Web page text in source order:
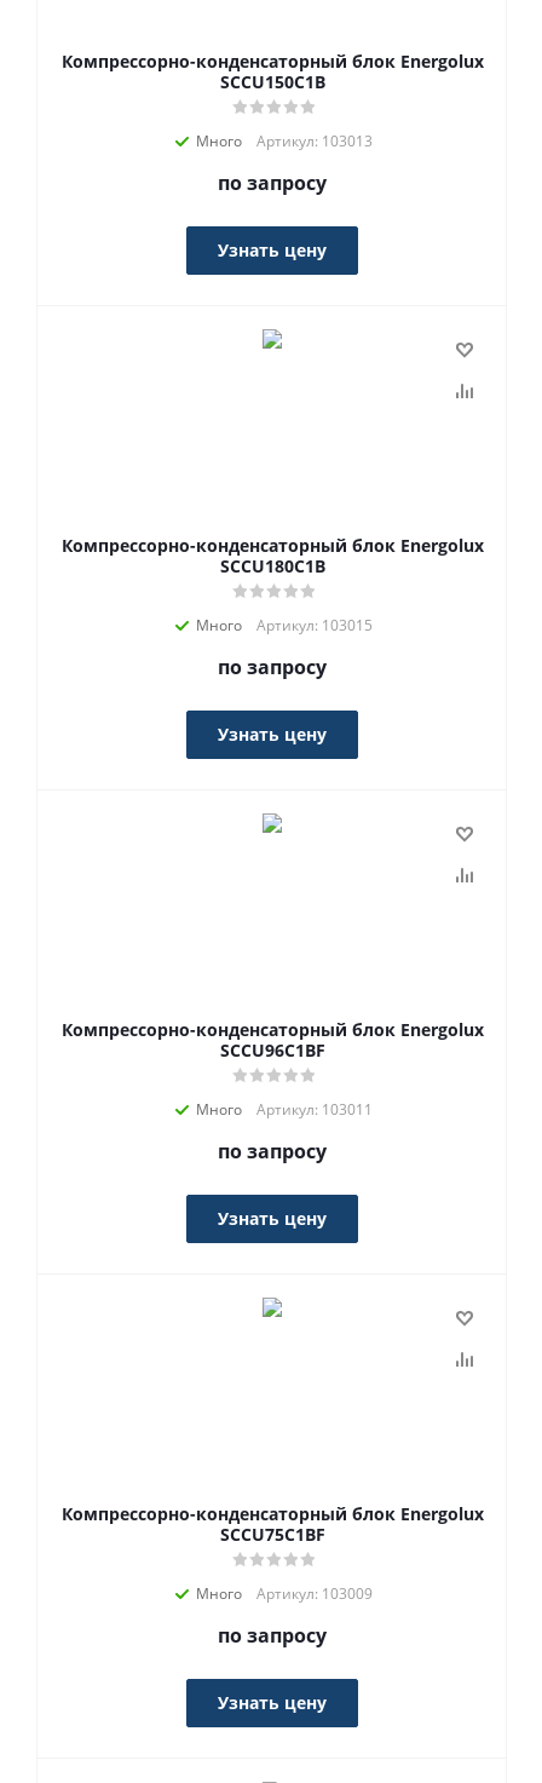
Компрессорно-конденсаторный блок Energolux
SCCU150C1B
Много Артикул: 103013
по запросу
Узнать цену
Компрессорно-конденсаторный блок Energolux
SCCU180C1B
Много Артикул: 103015
по запросу
Узнать цену
Компрессорно-конденсаторный блок Energolux
SCCU96C1BF
Много Артикул: 103011
по запросу
Узнать цену
Компрессорно-конденсаторный блок Energolux
SCCU75C1BF
Много Артикул: 103009
по запросу
Узнать цену